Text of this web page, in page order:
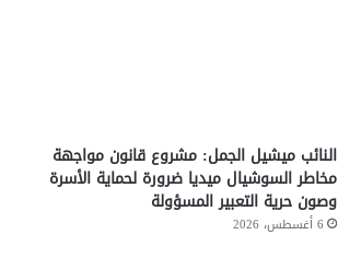
النائب ميشيل الجمل: مشروع قانون مواجهة
مخاطر السوشيال ميديا ضرورة لحماية الأسرة
وصون حرية التعبير المسؤولة
6 أغسطس، 2026